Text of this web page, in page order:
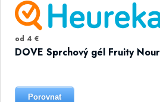
od 4 €
DOVE Sprchový gél Fruity
Porovnat